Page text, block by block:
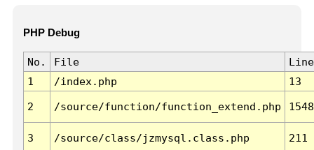
PHP Debug
No. File
Line
1
/index.php 13
2 /source/function/function_extend.php 1548
3 /source/class/jzmysql.class.php 211